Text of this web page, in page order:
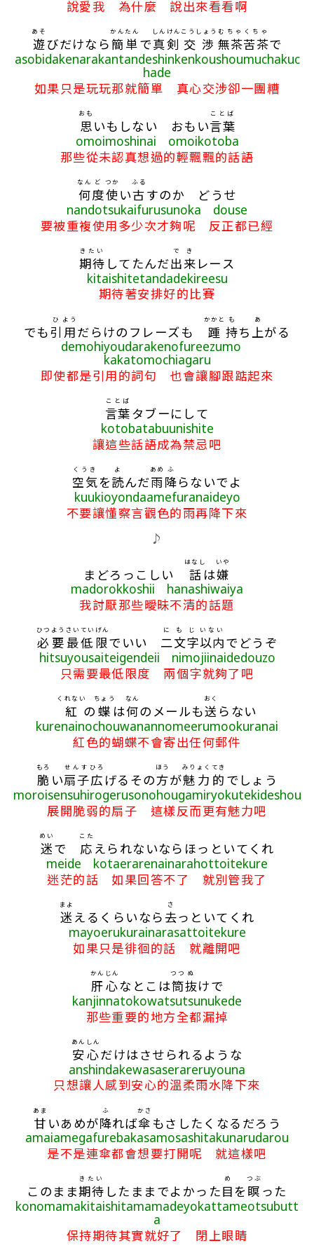
說愛我 為什麼 說出來看看啊
遊
あそ
びだけなら簡単
かんたん
で真剣
しんけん
交渉
こうしょう
無茶苦茶
むちゃくちゃ
で
asobidakenarakantandeshinkenkoushoumuchakuc
hade
如果只是玩玩那就簡單 真心交涉卻一團糟
思
おも
いもしない おもい言葉
ことば
omoimoshinai omoikotoba
那些從未認真想過的輕飄飄的話語
何
なん
度
ど
使
つか
い古
ふる
すのか どうせ
nandotsukaifurusunoka douse
要被重複使用多少次才夠呢 反正都已經
期待
きたい
してたんだ出
で
来
き
レース
kitaishitetandadekireesu
期待著安排好的比賽
でも引
ひ
用
よう
だらけのフレーズも 踵
かかと
持
も
ち 上
あ
がる
demohiyoudarakenofureezumo
kakatomochiagaru
即使都是引用的詞句 也會讓腳跟踮起來
言葉
ことば
タブーにして
kotobatabuunishite
讓這些話語成為禁忌吧
空気
くうき
を読
よ
んだ雨
あめ
降
ふ
らないでよ
kuukioyondaamefuranaideyo
不要讓懂察言觀色的雨再降下來
♪
まどろっこしい 話
はなし
は嫌
いや
madorokkoshii hanashiwaiya
我討厭那些曖昧不清的話題
必要
ひつよう
最低限
さいていげん
でいい 二文字
にもじ
以内
いない
でどうぞ
hitsuyousaiteigendeii nimojiinaidedouzo
只需要最低限度 兩個字就夠了吧
紅
くれない
の 蝶
ちょう
は何
なん
のメールも送
おく
らない
kurenainochouwanannomeerumookuranai
紅色的蝴蝶不會寄出任何郵件
脆
もろ
い扇子
せんす
広
ひろ
げるその方
ほう
が魅力
みりょく
的
てき
でしょう
moroisensuhirogerusonohougamiryokutekideshou
展開脆弱的扇子 這樣反而更有魅力吧
迷
めい
で 応
こた
えられないならほっといてくれ
meide kotaerarenainarahottoitekure
迷茫的話 如果回答不了 就別管我了
迷
まよ
えるくらいなら 去
さ
っといてくれ
mayoerukurainarasattoitekure
如果只是徘徊的話 就離開吧
肝心
かんじん
なとこは筒
つつ
抜
ぬ
けで
kanjinnatokowatsutsunukede
那些重要的地方全都漏掉
安心
あんしん
だけはさせられるような
anshindakewasaserareruyouna
只想讓人感到安心的溫柔雨水降下來
甘
あま
いあめが降
ふ
れば傘
かさ
もさしたくなるだろう
amaiamegafurebakasamosashitakunarudarou
是不是連傘都會想要打開呢 就這樣吧
このまま期待
きたい
したままでよかった目
め
を 瞑
つぶ
った
konomamakitaishitamamadeyokattameotsubutt
a
保持期待其實就好了 閉上眼睛